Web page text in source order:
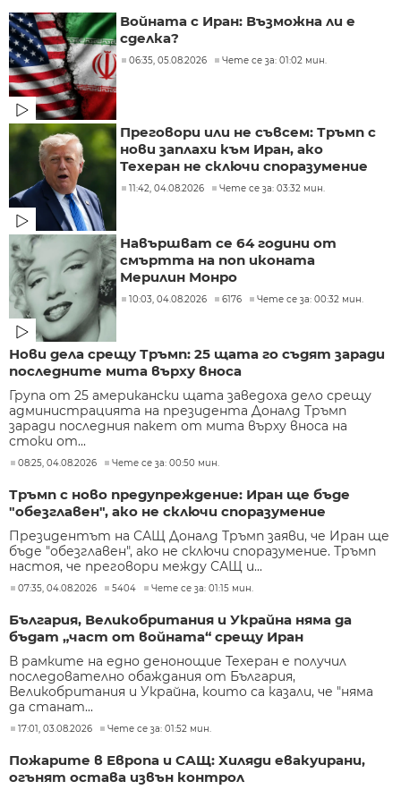
Войната с Иран: Възможна ли е
сделка?
06:35, 05.08.2026 Чете се за: 01:02 мин.
Преговори или не съвсем: Тръмп с
нови заплахи към Иран, ако
Техеран не сключи споразумение
11:42, 04.08.2026 Чете се за: 03:32 мин.
Навършват се 64 години от
смъртта на поп иконата
Мерилин Монро
10:03, 04.08.2026 6176 Чете се за: 00:32 мин.
Нови дела срещу Тръмп: 25 щата го съдят заради
последните мита върху вноса
Група от 25 американски щата заведоха дело срещу
администрацията на президента Доналд Тръмп
заради последния пакет от мита върху вноса на
стоки от...
08:25, 04.08.2026 Чете се за: 00:50 мин.
Тръмп с ново предупреждение: Иран ще бъде
"обезглавен", ако не сключи споразумение
Президентът на САЩ Доналд Тръмп заяви, че Иран ще
бъде "обезглавен", ако не сключи споразумение. Тръмп
настоя, че преговори между САЩ и...
07:35, 04.08.2026 5404 Чете се за: 01:15 мин.
България, Великобритания и Украйна няма да
бъдат „част от войната“ срещу Иран
В рамките на едно денонощие Техеран е получил
последователно обаждания от България,
Великобритания и Украйна, които са казали, че "няма
да станат...
17:01, 03.08.2026 Чете се за: 01:52 мин.
Пожарите в Европа и САЩ: Хиляди евакуирани,
огънят остава извън контрол